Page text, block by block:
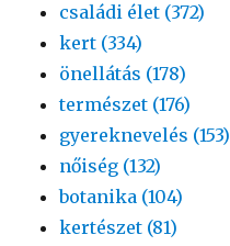
családi élet (372)
kert (334)
önellátás (178)
természet (176)
gyereknevelés (153)
nőiség (132)
botanika (104)
kertészet (81)